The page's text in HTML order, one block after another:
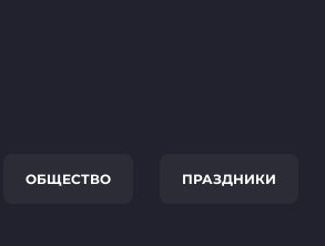
ОБЩЕСТВО ПРАЗДНИКИ